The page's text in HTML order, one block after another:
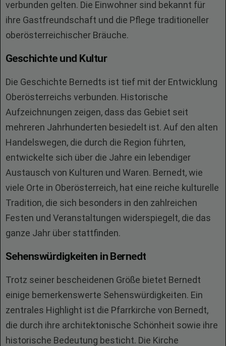
verbunden gelten. Die Einwohner sind bekannt für
ihre Gastfreundschaft und die Pflege traditioneller
oberösterreichischer Bräuche.
Geschichte und Kultur
Die Geschichte Bernedts ist tief mit der Entwicklung
Oberösterreichs verbunden. Historische
Aufzeichnungen zeigen, dass das Gebiet seit
mehreren Jahrhunderten besiedelt ist. Auf den alten
Handelswegen, die durch die Region führten,
entwickelte sich über die Jahre ein lebendiger
Austausch von Kulturen und Waren. Bernedt, wie
viele Orte in Oberösterreich, hat eine reiche kulturelle
Tradition, die sich besonders in den zahlreichen
Festen und Veranstaltungen widerspiegelt, die das
ganze Jahr über stattfinden.
Sehenswürdigkeiten in Bernedt
Trotz seiner bescheidenen Größe bietet Bernedt
einige bemerkenswerte Sehenswürdigkeiten. Ein
zentrales Highlight ist die Pfarrkirche von Bernedt,
die durch ihre architektonische Schönheit sowie ihre
historische Bedeutung besticht. Die Kirche